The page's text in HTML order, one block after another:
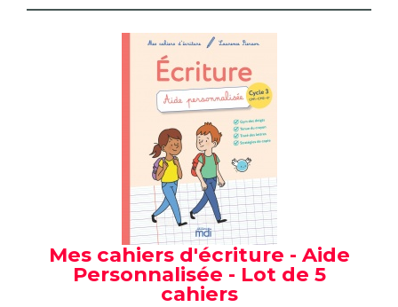
Mes cahiers d'écriture - Aide
Personnalisée - Lot de 5
cahiers